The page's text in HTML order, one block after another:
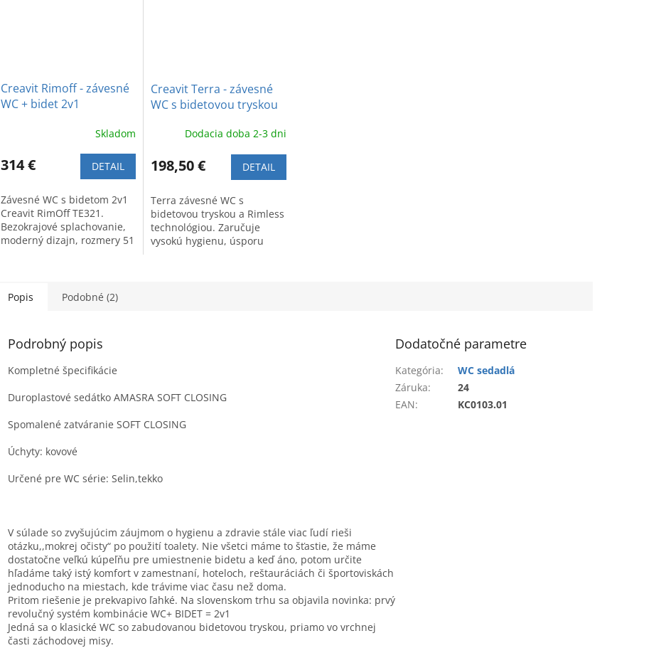
Creavit Rimoff - závesné
WC + bidet 2v1
Skladom
314 € DETAIL
Závesné WC s bidetom 2v1
Creavit RimOff TE321.
Bezokrajové splachovanie,
moderný dizajn, rozmery 51
Creavit Terra - závesné
WC s bidetovou tryskou
RimlessDodacia doba 2-3 dni
198,50 € DETAIL
Terra závesné WC s
bidetovou tryskou a Rimless
technológiou. Zaručuje
vysokú hygienu, úsporu
Popis
Podobné (2)
Podrobný popis
Kompletné špecifikácie
Duroplastové sedátko AMASRA SOFT CLOSING
Spomalené zatváranie SOFT CLOSING
Úchyty: kovové
Určené pre WC série: Selin,tekko
V súlade so zvyšujúcim záujmom o hygienu a zdravie stále viac ľudí rieši
otázku,,mokrej očisty“ po použití toalety. Nie všetci máme to šťastie, že máme
dostatočne veľkú kúpeľňu pre umiestnenie bidetu a keď áno, potom určite
hľadáme taký istý komfort v zamestnaní, hoteloch, reštauráciách či športoviskách
jednoducho na miestach, kde trávime viac času než doma.
Pritom riešenie je prekvapivo ľahké. Na slovenskom trhu sa objavila novinka: prvý
revolučný systém kombinácie WC+ BIDET = 2v1
Jedná sa o klasické WC so zabudovanou bidetovou tryskou, priamo vo vrchnej
časti záchodovej misy.
Dodatočné parametre
Kategória:
WC sedadlá
Záruka:
24
EAN: KC0103.01